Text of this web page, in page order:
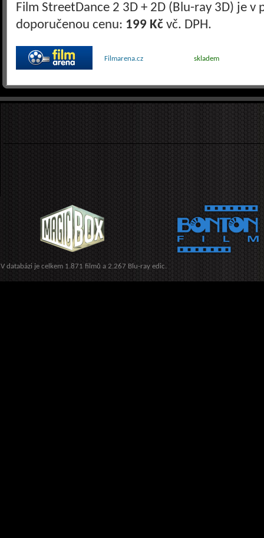
Film StreetDance 2 3D + 2D (Blu-ray 3D) je
doporučenou cenu: 199 Kč vč. DPH.
Filmarena.cz skladem
V databázi je celkem 1.871 filmů a 2.267 Blu-ray edic.